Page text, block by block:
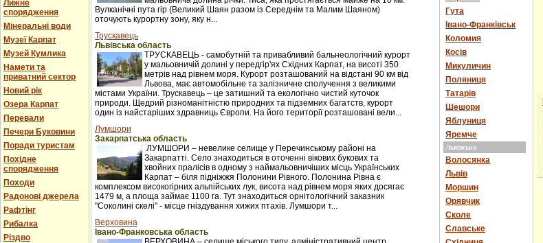
Лижне
спорядження
Мінеральні води
Музеї Карпат
Музей Кумлика
Намети та
приватний сектор
Новий рік
Озера Карпат
Перевали
Печери Буковини
Поради туристам
Похідне
спорядження
Походи
Радонові джерела
Рафтінг
Рибалка
Різдво
Вулканічні пута гір (Великий Шаян разом із Середнім та Малим Шаяном)
оточують курортну зону, яку н...
Трускавець
Львівська область
ТРУСКАВЕЦЬ - самобутній та привабливий бальнеологічний курорт
у мальовничій долині у передгір'ях Східних Карпат, на висоті 350
метрів над рівнем моря. Курорт розташований на відстані 90 км від
Львова, має автомобільне та залізничне сполучення з великими
містами України. Трускавець – це затишний та екологічно чистий куточок
природи. Щедрий різноманітністю природних та підземних багатств, курорт
один із найстаріших здравниць Європи. На його території розташовані вели...
Лумшори
Закарпатська область
ЛУМШОРИ – невелике селище у Перечинському районі на
Закарпатті. Село знаходиться в оточенні вікових букових та
хвойних пралісів в одному з наймальовничіших місць Українських
Карпат – біля підніжжя Полонини Рівного. Полонина Рівна є
комплексом високогірних альпійських лук, висота над рівнем моря яких досягає
1479 м, а площа займає 1100 га. Тут знаходиться орнітологічний заказник
"Соколині скелі" - місце гніздування хижих птахів. Лумшори т...
Верховина
Івано-Франковська область
Гута
Івано-Франківськ
Коломия
Косів
Микуличин
Поляниця
Татарів
Шешори
Яблуниця
Яремче
Львівська
Волосянка
Львів
Моршин
Орявчик
Сколе
Славське